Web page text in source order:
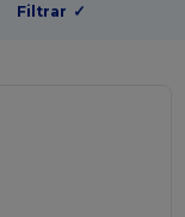
Filtrar ✓